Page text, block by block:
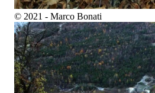
© 2021 - Marco Bonati